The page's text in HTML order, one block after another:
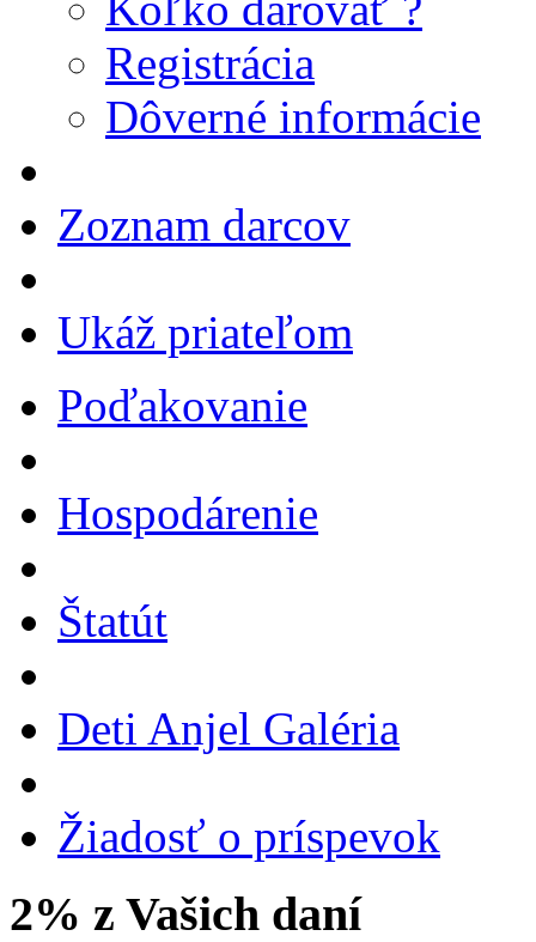
Registrácia
Dôverné informácie
Zoznam darcov
Ukáž priateľom
Poďakovanie
Hospodárenie
Štatút
Deti Anjel Galéria
Žiadosť o príspevok
2% z Vašich daní